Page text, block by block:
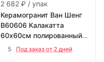
2 682 ₽ / упак
Керамогранит Ван Шенг
В60606 Калакатта
60х60см полированный
цвет бело-серый 1,8 м2/
5 Под заказ от 2 дней